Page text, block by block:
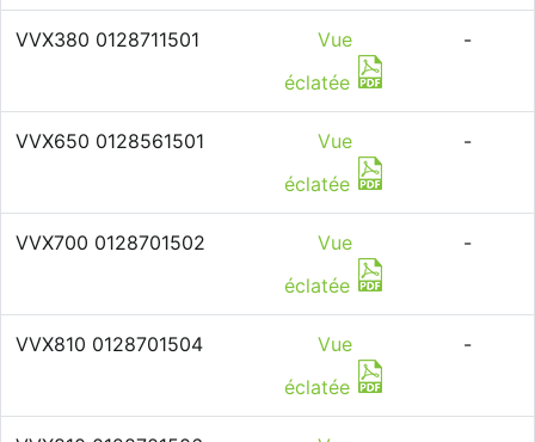
VVX380 0128711501
Vue
éclatée
-
VVX650 0128561501
Vue
éclatée
-
VVX700 0128701502
Vue
éclatée
-
VVX810 0128701504
Vue
éclatée
-